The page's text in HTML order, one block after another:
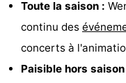
Toute la saison :
continu des
concerts à
Paisible hors saison